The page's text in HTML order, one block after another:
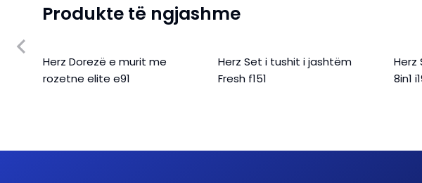
Produkte të ngjashme
Herz Dorezë e murit me
rozetne elite e91
Herz Set i tushit i jashtëm
Fresh f151
Herz
8in1